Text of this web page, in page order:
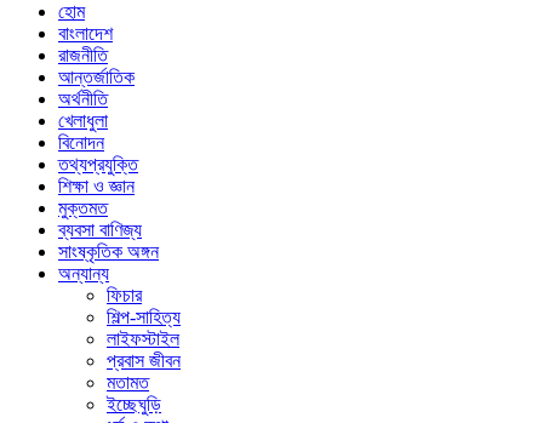
হোম
বাংলাদেশ
রাজনীতি
আন্তর্জাতিক
অর্থনীতি
খেলাধুলা
বিনোদন
তথ্যপ্রযুক্তি
শিক্ষা ও জ্ঞান
মুক্তমত
ব্যবসা বাণিজ্য
সাংষ্কৃতিক অঙ্গন
অন্যান্য
ফিচার
শিল্প-সাহিত্য
লাইফস্টাইল
প্রবাস জীবন
মতামত
ইচ্ছেঘুড়ি